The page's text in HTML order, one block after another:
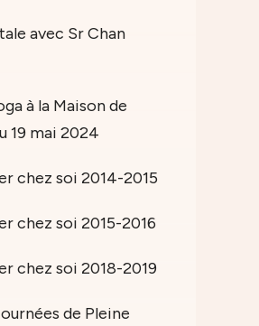
avec Sr Chan
à la Maison de
19 mai 2024
chez soi 2014-2015
chez soi 2015-2016
chez soi 2018-2019
de Pleine